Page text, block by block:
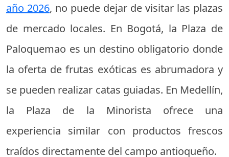
año 2026, no puede dejar de visitar las plazas
de mercado locales. En Bogotá, la Plaza de
Paloquemao es un destino obligatorio donde
la oferta de frutas exóticas es abrumadora y
se pueden realizar catas guiadas. En Medellín,
la Plaza de la Minorista ofrece una
experiencia similar con productos frescos
traídos directamente del campo antioqueño.